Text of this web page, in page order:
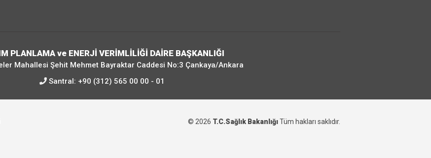
PLANLAMA ve ENERJİ VERİMLİLİĞİ DAİRE BAŞKANLIĞI
Mahallesi Şehit Mehmet Bayraktar Caddesi No:3 Çankaya/Ankara
Santral: +90 (312) 565 00 00 - 01
© 2026 T.C.Sağlık BakanlığıTüm hakları saklıdır.